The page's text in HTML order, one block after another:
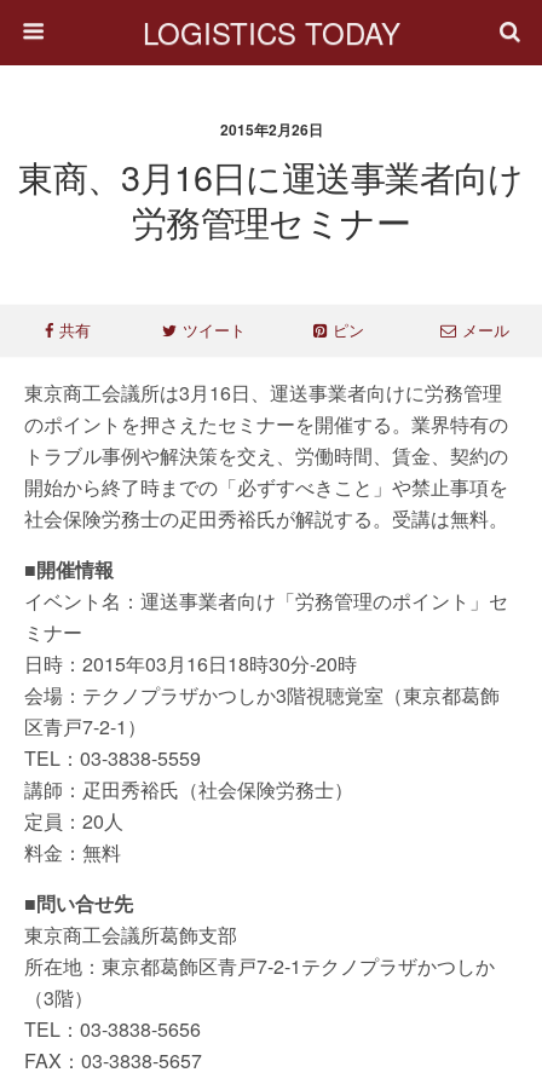
LOGISTICS TODAY
2015年2月26日
東商、3月16日に運送事業者向け
労務管理セミナー
共有 ツイート ピン メール
東京商工会議所は3月16日、運送事業者向けに労務管理
のポイントを押さえたセミナーを開催する。業界特有の
トラブル事例や解決策を交え、労働時間、賃金、契約の
開始から終了時までの「必ずすべきこと」や禁止事項を
社会保険労務士の疋田秀裕氏が解説する。受講は無料。
■開催情報
イベント名：運送事業者向け「労務管理のポイント」セ
ミナー
日時：2015年03月16日18時30分-20時
会場：テクノプラザかつしか3階視聴覚室（東京都葛飾
区青戸7-2-1）
TEL：03-3838-5559
講師：疋田秀裕氏（社会保険労務士）
定員：20人
料金：無料
■問い合せ先
東京商工会議所葛飾支部
所在地：東京都葛飾区青戸7-2-1テクノプラザかつしか
（3階）
TEL：03-3838-5656
FAX：03-3838-5657